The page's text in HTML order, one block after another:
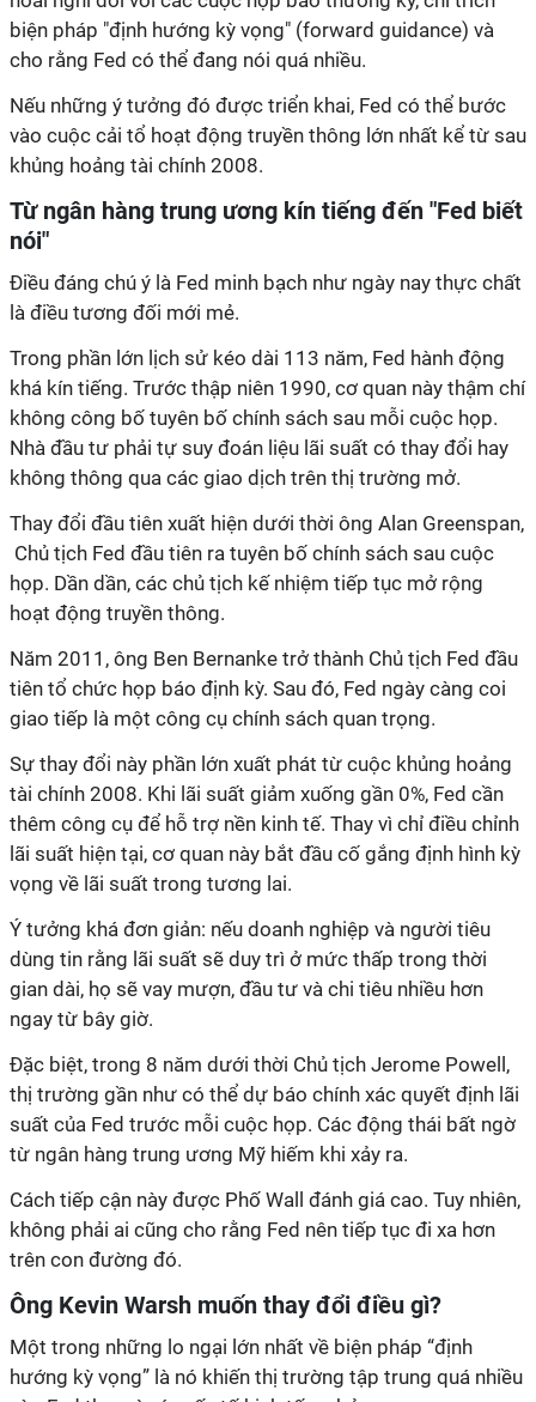
biện pháp "định hướng kỳ vọng" (forward guidance) và
cho rằng Fed có thể đang nói quá nhiều.
Nếu những ý tưởng đó được triển khai, Fed có thể bước
vào cuộc cải tổ hoạt động truyền thông lớn nhất kể từ sau
khủng hoảng tài chính 2008.
Từ ngân hàng trung ương kín tiếng đến "Fed biết
nói"
Điều đáng chú ý là Fed minh bạch như ngày nay thực chất
là điều tương đối mới mẻ.
Trong phần lớn lịch sử kéo dài 113 năm, Fed hành động
khá kín tiếng. Trước thập niên 1990, cơ quan này thậm chí
không công bố tuyên bố chính sách sau mỗi cuộc họp.
Nhà đầu tư phải tự suy đoán liệu lãi suất có thay đổi hay
không thông qua các giao dịch trên thị trường mở.
Thay đổi đầu tiên xuất hiện dưới thời ông Alan Greenspan,
Chủ tịch Fed đầu tiên ra tuyên bố chính sách sau cuộc
họp. Dần dần, các chủ tịch kế nhiệm tiếp tục mở rộng
hoạt động truyền thông.
Năm 2011, ông Ben Bernanke trở thành Chủ tịch Fed đầu
tiên tổ chức họp báo định kỳ. Sau đó, Fed ngày càng coi
giao tiếp là một công cụ chính sách quan trọng.
Sự thay đổi này phần lớn xuất phát từ cuộc khủng hoảng
tài chính 2008. Khi lãi suất giảm xuống gần 0%, Fed cần
thêm công cụ để hỗ trợ nền kinh tế. Thay vì chỉ điều chỉnh
lãi suất hiện tại, cơ quan này bắt đầu cố gắng định hình kỳ
vọng về lãi suất trong tương lai.
Ý tưởng khá đơn giản: nếu doanh nghiệp và người tiêu
dùng tin rằng lãi suất sẽ duy trì ở mức thấp trong thời
gian dài, họ sẽ vay mượn, đầu tư và chi tiêu nhiều hơn
ngay từ bây giờ.
Đặc biệt, trong 8 năm dưới thời Chủ tịch Jerome Powell,
thị trường gần như có thể dự báo chính xác quyết định lãi
suất của Fed trước mỗi cuộc họp. Các động thái bất ngờ
từ ngân hàng trung ương Mỹ hiếm khi xảy ra.
Cách tiếp cận này được Phố Wall đánh giá cao. Tuy nhiên,
không phải ai cũng cho rằng Fed nên tiếp tục đi xa hơn
trên con đường đó.
Ông Kevin Warsh muốn thay đổi điều gì?
Một trong những lo ngại lớn nhất về biện pháp “định
hướng kỳ vọng” là nó khiến thị trường tập trung quá nhiều